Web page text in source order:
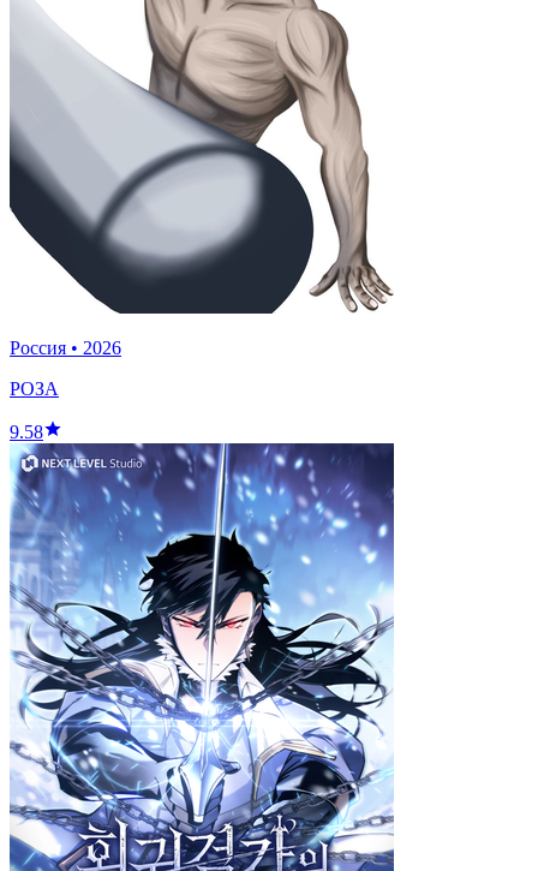
Россия • 2026
РОЗА
9.58